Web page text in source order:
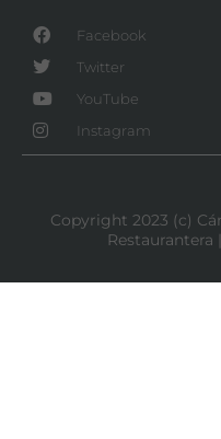
Facebook
Twitter
YouTube
Instagram
Copyright 2023 (c)